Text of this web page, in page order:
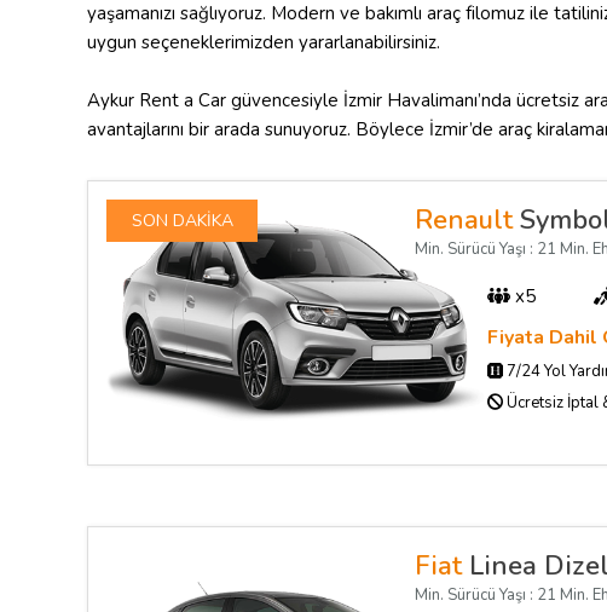
yaşamanızı sağlıyoruz. Modern ve bakımlı araç filomuz ile
uygun seçeneklerimizden yararlanabilirsiniz.
Aykur Rent a Car güvencesiyle İzmir Havalimanı’nda ücretsiz
avantajlarını bir arada sunuyoruz. Böylece İzmir’de araç
SON DAKİKA Renault
Min. Sürücü Yaşı : 21 Min.
x5
Fiyata Dahil
7/24 Yol
Ücretsiz İptal
FiatLinea Dizel
Min. Sürücü Yaşı : 21 Min.